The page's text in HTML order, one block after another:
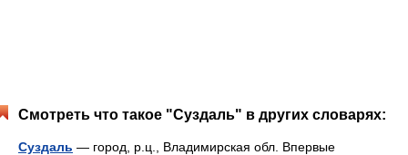
Смотреть что такое "Суздаль" в других словарях:
Суздаль — город, р.ц., Владимирская обл. Впервые